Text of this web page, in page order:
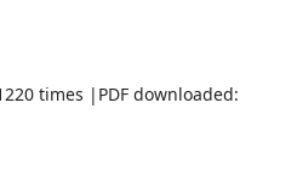
times |PDF downloaded: